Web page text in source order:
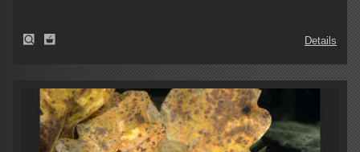
Details